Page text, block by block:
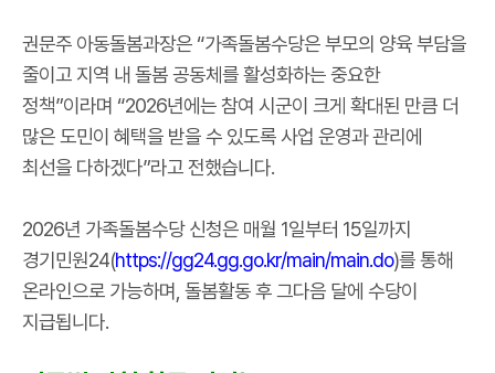
권문주 아동돌봄과장은 “가족돌봄수당은 부모의 양육 부담을
줄이고 지역 내 돌봄 공동체를 활성화하는 중요한
정책”이라며 “2026년에는 참여 시군이 크게 확대된 만큼 더
많은 도민이 혜택을 받을 수 있도록 사업 운영과 관리에
최선을 다하겠다”라고 전했습니다.
2026년 가족돌봄수당 신청은 매월 1일부터 15일까지
경기민원24(https://gg24.gg.go.kr/main/main.do)를 통해
온라인으로 가능하며, 돌봄활동 후 그다음 달에 수당이
지급됩니다.